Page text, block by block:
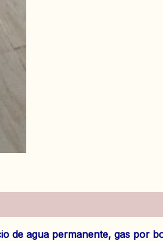
de agua permanente, gas por